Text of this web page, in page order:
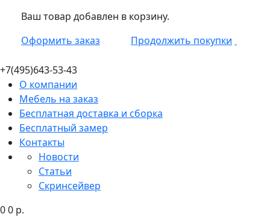
Ваш товар добавлен в корзину.
Оформить заказ
Продолжить покупки
+7(495)643-53-43
О компании
Мебель на заказ
Бесплатная доставка и сборка
Бесплатный замер
Контакты
Новости
Статьи
Скринсейвер
00 р.